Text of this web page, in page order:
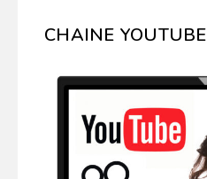
CHAINE YOUTUBE